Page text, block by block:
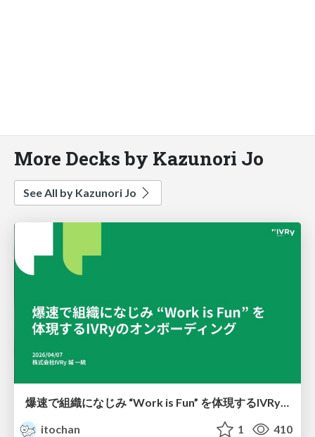
More Decks by Kazunori Jo
See All by Kazunori Jo
爆速で組織になじみ “Work is Fun” を体現するIVRyのオンボーディング
itochan
1 410